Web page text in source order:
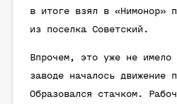
в итоге взял в «Нимонор»
из поселка Советский.
Впрочем, это уже не имело
заводе началось движение
Образовался стачком.